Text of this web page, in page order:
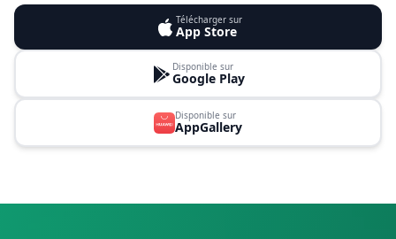
Télécharger sur
App Store
Disponible sur
Google Play
Disponible sur
AppGallery